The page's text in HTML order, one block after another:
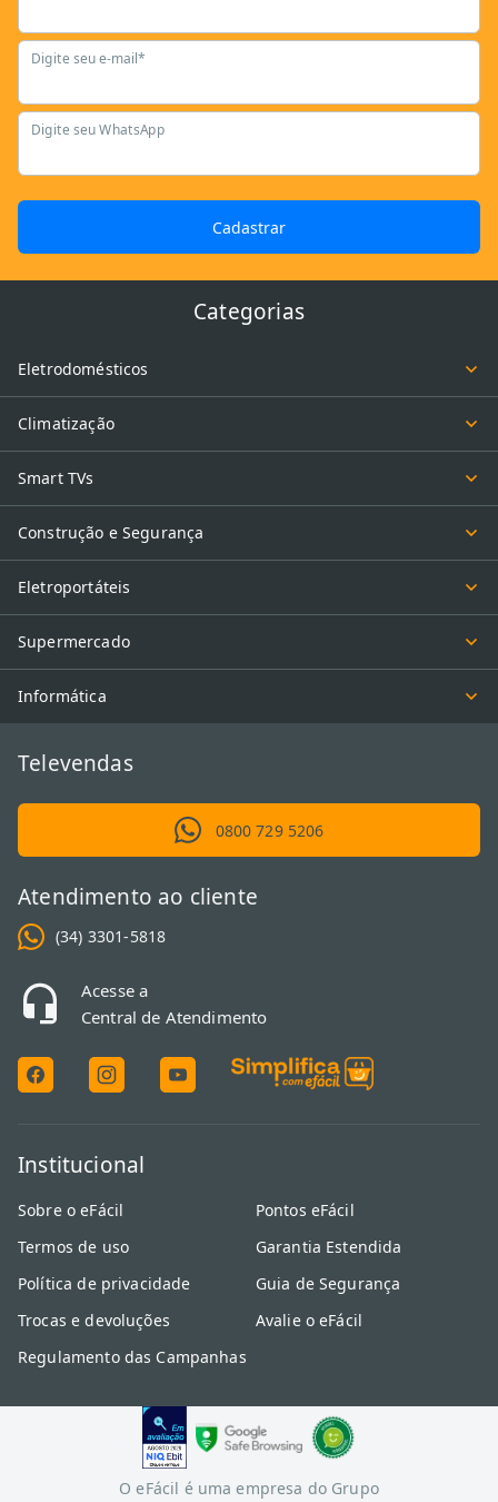
Digite seu e-mail*
Digite seu WhatsApp
Cadastrar
Categorias
Eletrodomésticos
Climatização
Smart TVs
Construção e Segurança
Eletroportáteis
Supermercado
Informática
Televendas
0800 729 5206
Atendimento ao cliente
(34) 3301-5818
Acesse a
Central de Atendimento
Institucional
Sobre o eFácil
Termos de uso
Política de privacidade
Trocas e devoluções
Regulamento das Campanhas
Pontos eFácil
Garantia Estendida
Guia de Segurança
Avalie o eFácil
O eFácil é uma empresa do Grupo